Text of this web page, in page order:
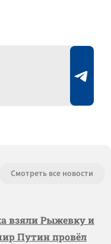
Смотреть все новости
взяли Рыжевку и
Путин провёл